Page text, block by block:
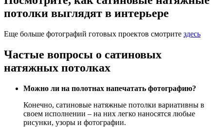
потолки выглядят в интерьере
Еще больше фотографий готовых проектов смотрите здесь
Частые вопросы о сатиновых
натяжных потолках
Можно ли на полотнах напечатать фотографию?
Конечно, сатиновые натяжные потолки вариативны в
своем исполнении – на них легко наносятся любые
рисунки, узоры и фотографии.